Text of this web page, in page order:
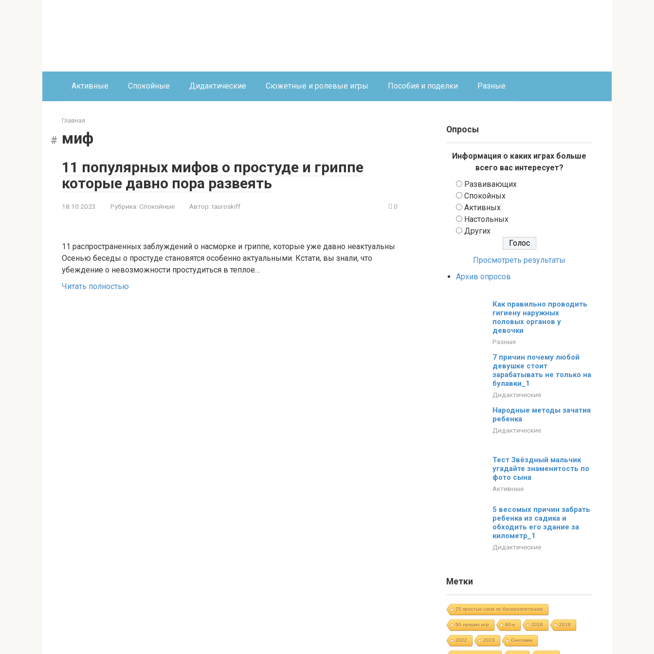
Активные Спокойные Дидактические Сюжетные и ролевые игры Пособия и поделки Разные
Главная
миф
11 популярных мифов о простуде и гриппе
которые давно пора развеять
18.10.2023 Рубрика: Спокойные Автор: tauroskiff 0
11 распространенных заблуждений о насморке и гриппе, которые уже давно неактуальны
Осенью беседы о простуде становятся особенно актуальными. Кстати, вы знали, что
убеждение о невозможности простудиться в теплое…
Читать полностью
Опросы
Информация о каких играх больше
всего вас интересует?
Развивающих
Спокойных
Активных
Настольных
Других
Просмотреть результаты
Архив опросов
Как правильно проводить
гигиену наружных
половых органов у
девочки
Разные
7 причин почему любой
девушке стоит
зарабатывать не только на
булавки_1
Дидактические
Народные методы зачатия
ребенка
Дидактические
Тест Звёздный мальчик
угадайте знаменитость по
фото сына
Активные
5 весомых причин забрать
ребенка из садика и
обходить его здание за
километр_1
Дидактические
Метки
25 простых схем по бисероплетению
50 лучших игр 90-е 2018 2019
2022 2023 Cнеговик